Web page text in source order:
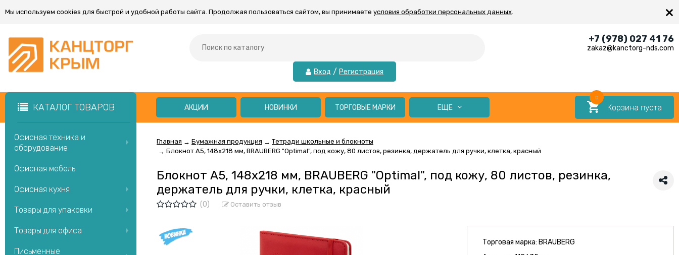
Мы используем cookies для быстрой и удобной работы сайта. Продолжая пользоваться сайтом, вы принимаете условия обработки персональных данных. ×
Вход / Регистрация
+7 (978) 027 41 76
zakaz@kanctorg-nds.com
КАТАЛОГ ТОВАРОВ Корзина пуста
0
АКЦИИ НОВИНКИ ТОРГОВЫЕ МАРКИ ЕЩЕ
Главная → Бумажная продукция → Тетради школьные и блокноты
→ Блокнот А5, 148x218 мм, BRAUBERG "Optimal", под кожу, 80 листов, резинка, держатель для ручки, клетка, красный
Блокнот А5, 148x218 мм, BRAUBERG "Optimal", под кожу, 80 листов, резинка,
держатель для ручки, клетка, красный
(0) Оставить отзыв
Торговая марка: BRAUBERG
Офисная техника и
оборудование
Офисная мебель
Офисная кухня
Товары для упаковки
Товары для офиса
Письменные